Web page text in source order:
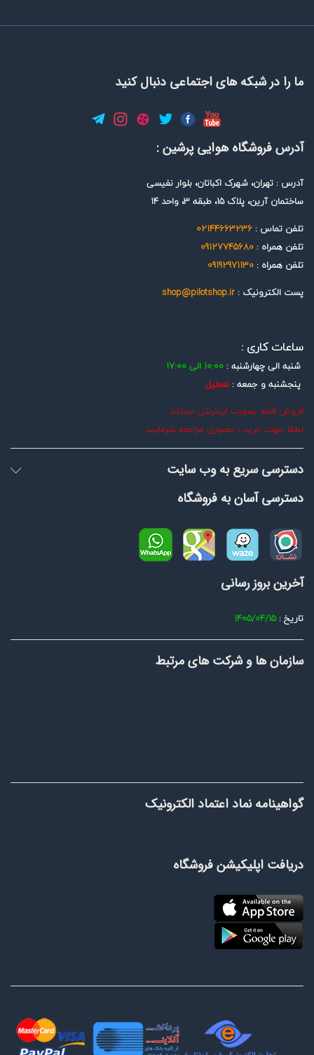
ما را در شبکه های اجتماعی دنبال کنید
آدرس فروشگاه هوایی پرشین :
آدرس : تهران، شهرک اکباتان، بلوار نفیسی
ساختمان آرین، پلاک 15، طبقه 3، واحد 14
تلفن تماس : 02144663236
تلفن همراه : 09127745680
تلفن همراه : 09192971130
پست الکترونیک : shop@pilotshop.ir
ساعات کاری :
شنبه الی چهارشنبه : 10:00 الی 17:00
پنجشنبه و جمعه : تعطیل
فروش فقط بصورت اینترنتی میباشد .
لطفا جهت خرید ، حضوری مراجعه نفرمایید .
دسترسی سریع به وب سایت
دسترسی آسان به فروشگاه
آخرین بروز رسانی
تاریخ :1405/04/15
سازمان ها و شرکت های مرتبط
گواهینامه نماد اعتماد الکترونیک
دریافت اپلیکیشن فروشگاه